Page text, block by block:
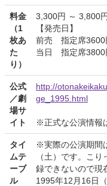
料金
（1
枚あ
た
り）
3,300円 ～ 3,800円
【発売日】
前売 指定席
当日 指定席
公式
／劇
場サ
イト
http://
ge_1995.html
※正式な公演情報
タイ
ムテ
ーブ
ル
※実際の公演期間
（土）です。こ
録できないので現
1995年12月16日